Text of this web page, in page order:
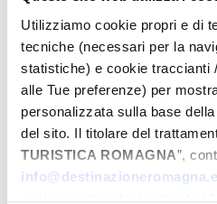
Utilizziamo cookie propri e di
tecniche (necessari per la
statistiche) e cookie traccianti
alle Tue preferenze) per
personalizzata sulla base
del sito. Il titolare del
TURISTICA ROMAGNA”,
cookie premendo il pulsante
contattare sempre gli
recarsi in loco.
LINK